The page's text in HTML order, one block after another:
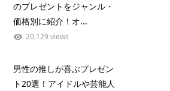
のプレゼントをジャンル・
価格別に紹介！オ...
20,129 views
男性の推しが喜ぶプレゼン
ト20選！アイドルや芸能人